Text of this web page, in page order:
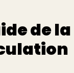
de la